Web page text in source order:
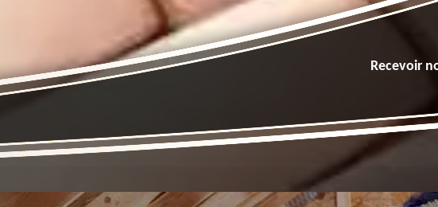
Recevoir